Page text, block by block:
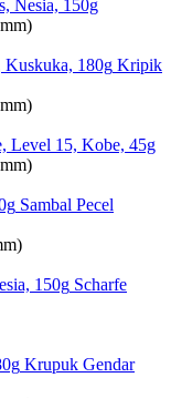
Nesia, 150g
Kripik
Level 15, Kobe, 45g
Sambal Pecel
Scharfe
Krupuk Gendar